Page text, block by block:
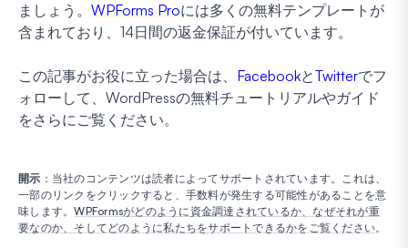
ましょう。 WPForms Proには多くの無料テンプレートが
含まれており、14日間の返金保証が付いています。
この記事がお役に立った場合は、 FacebookとTwitterでフ
ォローして、WordPressの無料チュートリアルやガイド
をさらにご覧ください。
開示 ：当社のコンテンツは読者によってサポートされています。これは、
一部のリンクをクリックすると、手数料が発生する可能性があることを意
味します。WPFormsがどのように資金調達されているか、なぜそれが重
要なのか、そしてどのように私たちをサポートできるかをご覧ください。